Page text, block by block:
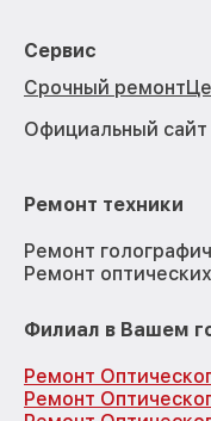
Сервис
Срочный ремонт
Официальный сайт
Ремонт техники
Ремонт
Ремонт
Филиал в Вашем
Ремонт
Ремонт